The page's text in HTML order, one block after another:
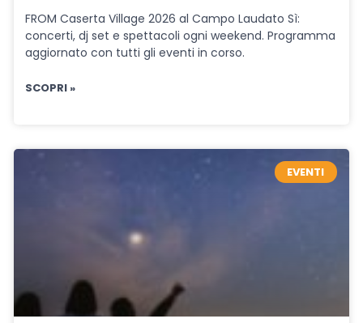
FROM Caserta Village 2026 al Campo Laudato Sì:
concerti, dj set e spettacoli ogni weekend. Programma
aggiornato con tutti gli eventi in corso.
SCOPRI »
EVENTI